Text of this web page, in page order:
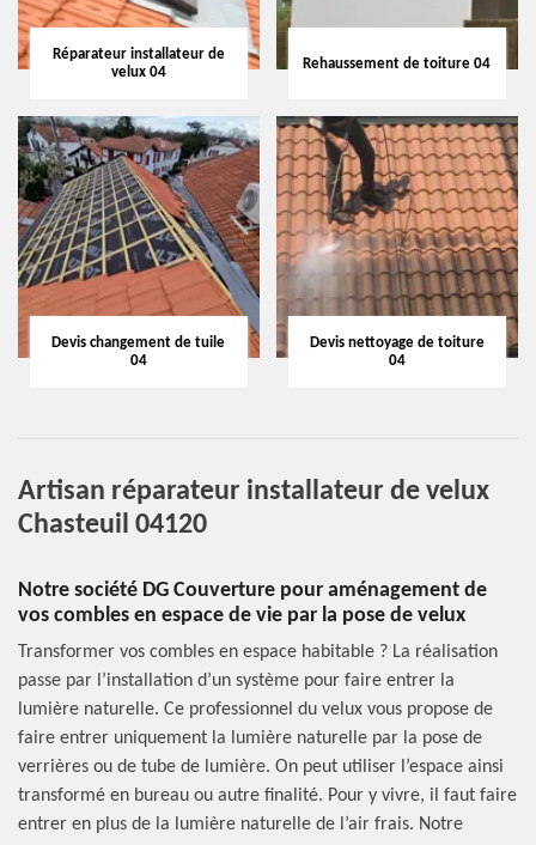
Réparateur installateur de
velux 04
Rehaussement de toiture 04
Devis changement de tuile
04
Devis nettoyage de toiture
04
Artisan réparateur installateur de velux
Chasteuil 04120
Notre société DG Couverture pour aménagement de
vos combles en espace de vie par la pose de velux
Transformer vos combles en espace habitable ? La réalisation
passe par l’installation d’un système pour faire entrer la
lumière naturelle. Ce professionnel du velux vous propose de
faire entrer uniquement la lumière naturelle par la pose de
verrières ou de tube de lumière. On peut utiliser l’espace ainsi
transformé en bureau ou autre finalité. Pour y vivre, il faut faire
entrer en plus de la lumière naturelle de l’air frais. Notre